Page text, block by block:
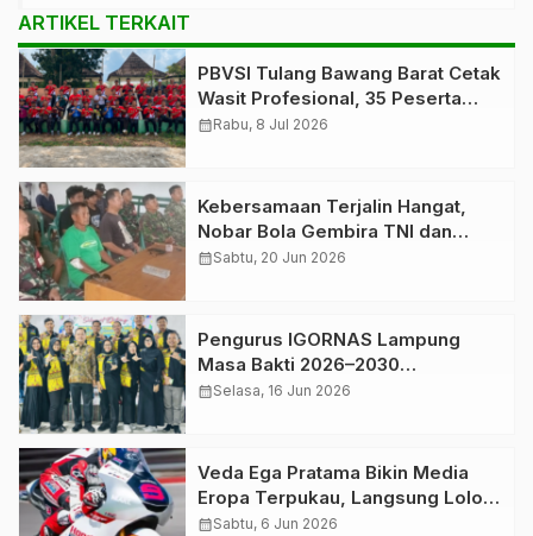
ARTIKEL TERKAIT
PBVSI Tulang Bawang Barat Cetak
Wasit Profesional, 35 Peserta
Ikuti Pelatihan dan Penataran
calendar_monthRabu, 8 Jul 2026
Kebersamaan Terjalin Hangat,
Nobar Bola Gembira TNI dan
Warga di Tanjung Bintang
calendar_monthSabtu, 20 Jun 2026
Pengurus IGORNAS Lampung
Masa Bakti 2026–2030
Dikukuhkan, Siap Perkuat
calendar_monthSelasa, 16 Jun 2026
Veda Ega Pratama Bikin Media
Eropa Terpukau, Langsung Lolos
Q2 Moto3 Hungaria 2026
calendar_monthSabtu, 6 Jun 2026